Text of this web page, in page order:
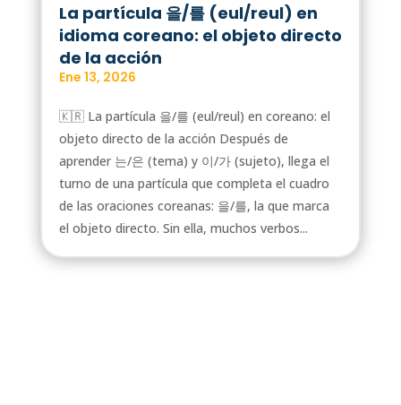
La partícula 을/를 (eul/reul) en
idioma coreano: el objeto directo
de la acción
Ene 13, 2026
🇰🇷 La partícula 을/를 (eul/reul) en coreano: el
objeto directo de la acción Después de
aprender 는/은 (tema) y 이/가 (sujeto), llega el
turno de una partícula que completa el cuadro
de las oraciones coreanas: 을/를, la que marca
el objeto directo. Sin ella, muchos verbos...